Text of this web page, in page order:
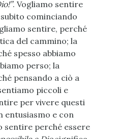
. Vogliamo sentire
cominciando
sentire, perché
del cammino; la
spesso abbiamo
perso; la
pensando a ciò a
piccoli e
per vivere questi
entusiasmo e con
sentire perché essere